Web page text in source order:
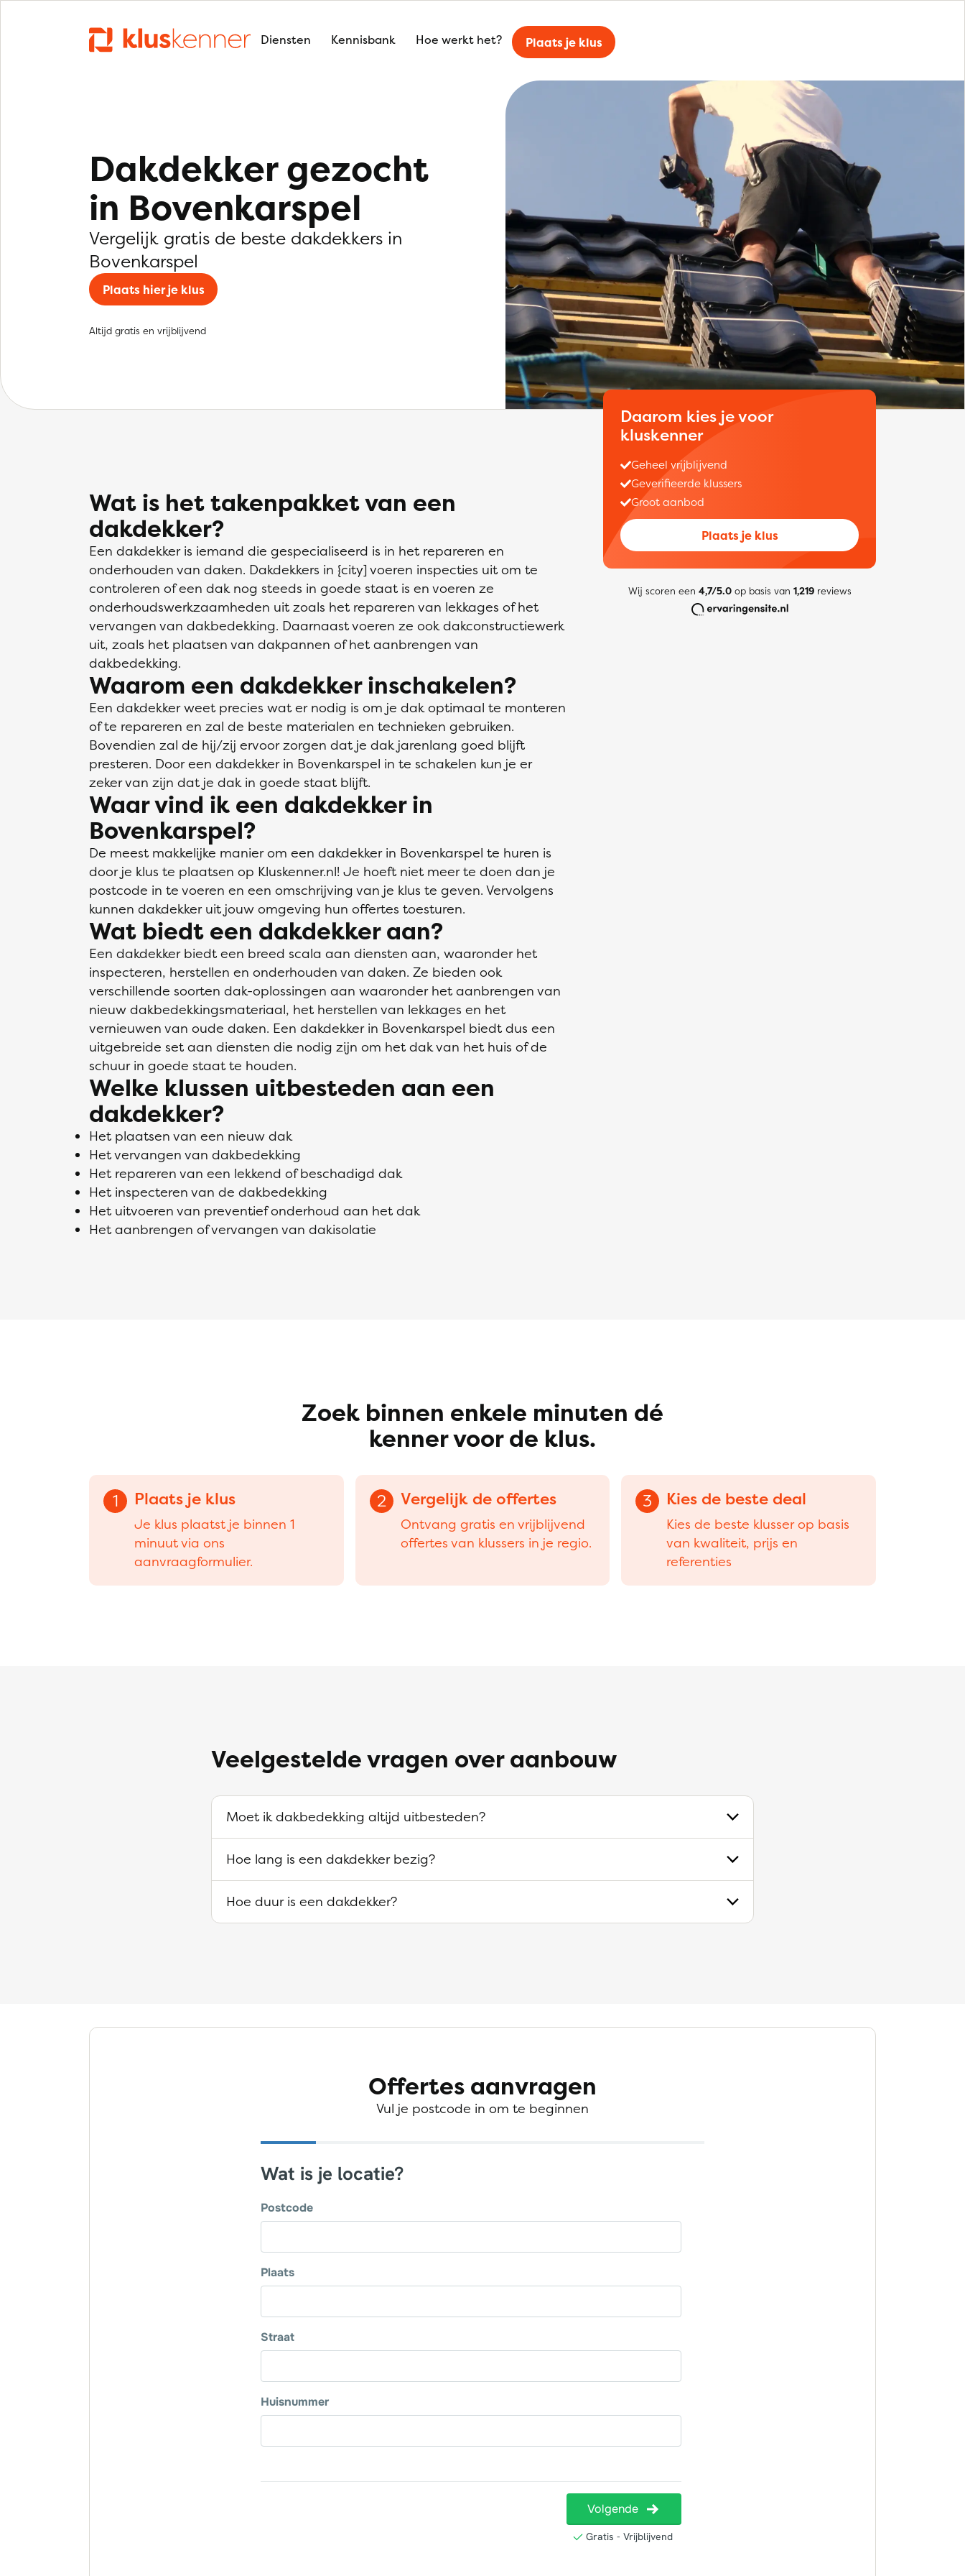
Diensten Kennisbank Hoe werkt het? Plaats je klus
Dakdekker gezocht
in Bovenkarspel
Vergelijk gratis de beste dakdekkers in
Bovenkarspel
Plaats hier je klus
Altijd gratis en vrijblijvend
Wat is het takenpakket van een
dakdekker?
Een dakdekker is iemand die gespecialiseerd is in het repareren en
onderhouden van daken. Dakdekkers in {city] voeren inspecties uit om te
controleren of een dak nog steeds in goede staat is en voeren ze
onderhoudswerkzaamheden uit zoals het repareren van lekkages of het
vervangen van dakbedekking. Daarnaast voeren ze ook dakconstructiewerk
uit, zoals het plaatsen van dakpannen of het aanbrengen van
dakbedekking.
Waarom een dakdekker inschakelen?
Een dakdekker weet precies wat er nodig is om je dak optimaal te monteren
of te repareren en zal de beste materialen en technieken gebruiken.
Bovendien zal de hij/zij ervoor zorgen dat je dak jarenlang goed blijft
presteren. Door een dakdekker in Bovenkarspel in te schakelen kun je er
zeker van zijn dat je dak in goede staat blijft.
Waar vind ik een dakdekker in
Bovenkarspel?
De meest makkelijke manier om een dakdekker in Bovenkarspel te huren is
door je klus te plaatsen op Kluskenner.nl! Je hoeft niet meer te doen dan je
postcode in te voeren en een omschrijving van je klus te geven. Vervolgens
kunnen dakdekker uit jouw omgeving hun offertes toesturen.
Wat biedt een dakdekker aan?
Een dakdekker biedt een breed scala aan diensten aan, waaronder het
inspecteren, herstellen en onderhouden van daken. Ze bieden ook
verschillende soorten dak-oplossingen aan waaronder het aanbrengen van
nieuw dakbedekkingsmateriaal, het herstellen van lekkages en het
vernieuwen van oude daken. Een dakdekker in Bovenkarspel biedt dus een
uitgebreide set aan diensten die nodig zijn om het dak van het huis of de
schuur in goede staat te houden.
Welke klussen uitbesteden aan een
dakdekker?
Het plaatsen van een nieuw dak
Het vervangen van dakbedekking
Het repareren van een lekkend of beschadigd dak
Het inspecteren van de dakbedekking
Het uitvoeren van preventief onderhoud aan het dak
Het aanbrengen of vervangen van dakisolatie
Daarom kies je voor
kluskenner
Geheel vrijblijvend
Geverifieerde klussers
Groot aanbod
Plaats je klus
Wij scoren een 4,7/5.0op basis van 1,219reviews
Zoek binnen enkele minuten dé
kenner voor de klus.
1 Plaats je klus
Je klus plaatst je binnen 1
minuut via ons
aanvraagformulier.
2 Vergelijk de offertes
Ontvang gratis en vrijblijvend
offertes van klussers in je regio.
3 Kies de beste deal
Kies de beste klusser op basis
van kwaliteit, prijs en
referenties
Veelgestelde vragen over aanbouw
Moet ik dakbedekking altijd uitbesteden?
Hoe lang is een dakdekker bezig?
Hoe duur is een dakdekker?
Offertes aanvragen
Vul je postcode in om te beginnen